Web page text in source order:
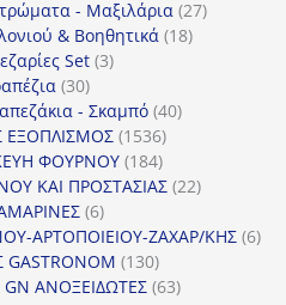
προϊόντα
- Μαξιλάρια 2727
& Βοηθητικά 1818
Set 33
3030
προϊόντα
- Σκαμπό 4040
ΕΞΟΠΛΙΣΜΟΣ 15361536
προϊόντα
ΦΟΥΡΝΟΥ 184184
προϊόντα
ΚΑΙ ΠΡΟΣΤΑΣΙΑΣ 2222
66
προϊόντα
ΑΡΤΟΠΟΙΕΙΟΥ-ΖΑΧΑΡ/ΚΗΣ 66
130130
προϊόντα
ΑΝΟΞΕΙΔΩΤΕΣ 6363